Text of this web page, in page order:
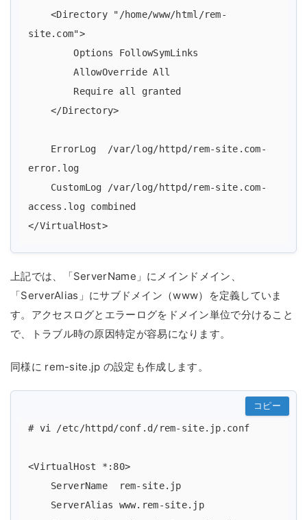
    <Directory "/home/www/html/rem-
site.com">
        Options FollowSymLinks
        AllowOverride All
    </Directory>
error.log
access.log combined
上記では、「ServerName」にメインドメイン、
「ServerAlias」にサブドメイン（www）を定義していま
す。アクセスログとエラーログをドメイン単位で分けること
で、トラブル時の原因特定が容易になります。
同様に rem-site.jp の設定も作成します。
コピー
# vi /etc/httpd/conf.d/rem-site.jp.conf
<VirtualHost *:80>